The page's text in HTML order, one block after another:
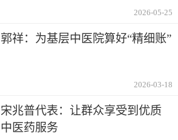
2026-05-25
郭祥：为基层中医院算好“精细账”
2026-03-18
宋兆普代表：让群众享受到优质
中医药服务